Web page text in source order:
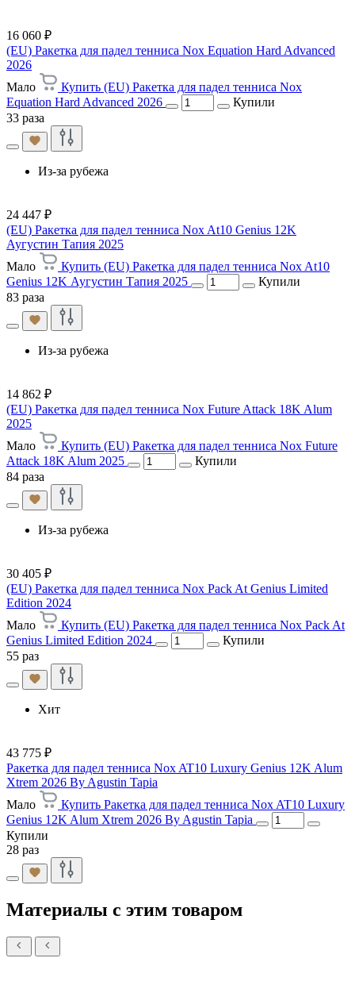
16 060 ₽
(EU) Ракетка для падел тенниса Nox Equation Hard Advanced
2026
Мало
Купить (EU) Ракетка для падел тенниса Nox
Equation Hard Advanced 2026
Купили
33 раза
Из-за рубежа
24 447 ₽
(EU) Ракетка для падел тенниса Nox At10 Genius 12K
Аугустин Тапия 2025
Мало
Купить (EU) Ракетка для падел тенниса Nox At10
Genius 12K Аугустин Тапия 2025
Купили
83 раза
Из-за рубежа
14 862 ₽
(EU) Ракетка для падел тенниса Nox Future Attack 18K Alum
2025
Мало
Купить (EU) Ракетка для падел тенниса Nox Future
Attack 18K Alum 2025
Купили
84 раза
Из-за рубежа
30 405 ₽
(EU) Ракетка для падел тенниса Nox Pack At Genius Limited
Edition 2024
Мало
Купить (EU) Ракетка для падел тенниса Nox Pack At
Genius Limited Edition 2024
Купили
55 раз
Хит
43 775 ₽
Ракетка для падел тенниса Nox AT10 Luxury Genius 12K Alum
Xtrem 2026 By Agustin Tapia
Мало
Купить Ракетка для падел тенниса Nox AT10 Luxury
Genius 12K Alum Xtrem 2026 By Agustin Tapia
Купили
28 раз
Материалы с этим товаром